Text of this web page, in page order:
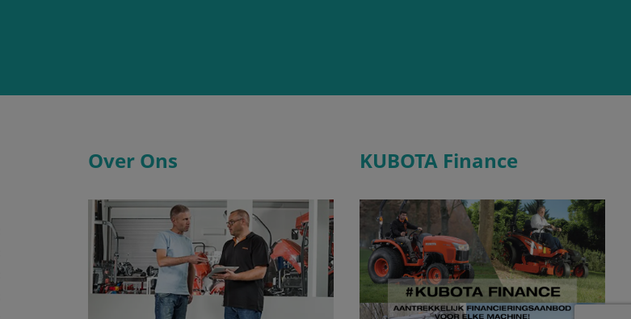
Over Ons KUBOTA Finance